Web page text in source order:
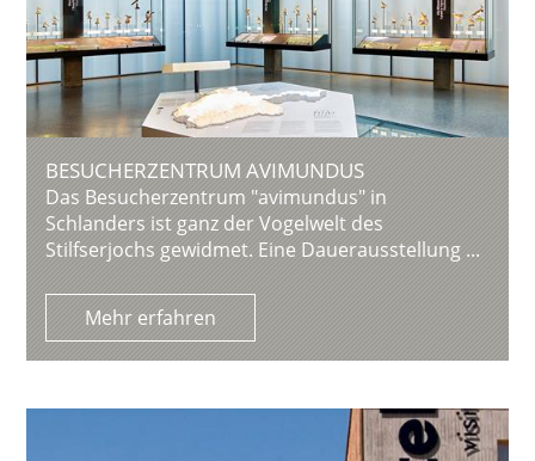
BESUCHERZENTRUM AVIMUNDUS
Das Besucherzentrum "avimundus" in
Schlanders ist ganz der Vogelwelt des
Stilfserjochs gewidmet. Eine Dauerausstellung ...
Mehr erfahren